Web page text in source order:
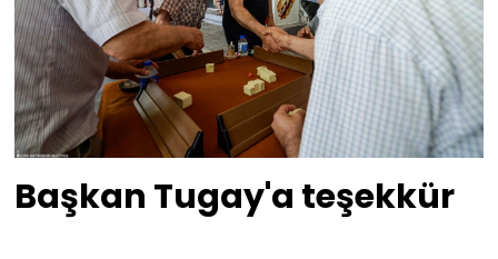
Başkan Tugay'a teşekkür